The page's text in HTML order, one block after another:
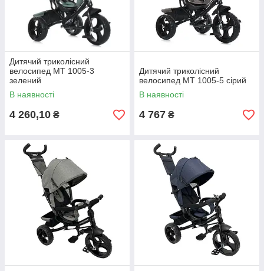
Дитячий триколісний
велосипед MT 1005-3
зелений
В наявності
4 260,10 ₴
Дитячий триколісний
велосипед MT 1005-5 сірий
В наявності
4 767 ₴